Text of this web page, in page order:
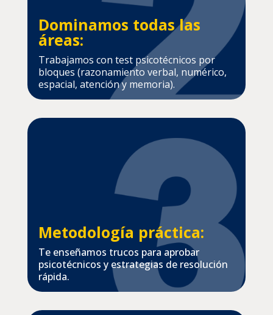
Dominamos todas las
áreas:
Trabajamos con test psicotécnicos por
bloques (razonamiento verbal, numérico,
espacial, atención y memoria).
Metodología práctica:
Te enseñamos trucos para aprobar
psicotécnicos y estrategias de resolución
rápida.